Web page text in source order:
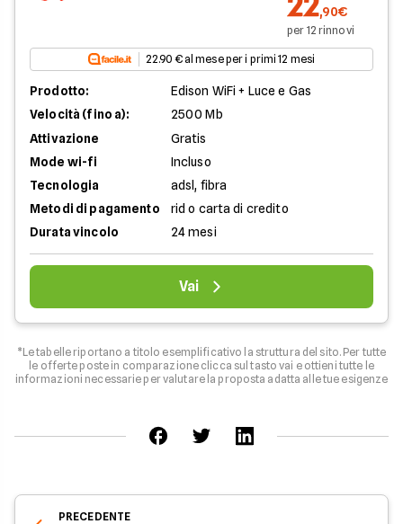
,90€
per 12 rinnovi
22.90 € al mese per i primi 12 mesi
Prodotto:
Edison WiFi + Luce e Gas
Velocità (fino a):
2500 Mb
Attivazione
Gratis
Mode wi-fi
Incluso
Tecnologia
adsl, fibra
Metodi di pagamento
rid o carta di credito
Durata vincolo
24 mesi
Vai
*Le tabelle riportano a titolo esemplificativo la struttura del sito. Per tutte
le offerte poste in comparazione clicca sul tasto vai e ottieni tutte le
informazioni necessarie per valutare la proposta adatta alle tue esigenze
PRECEDENTE